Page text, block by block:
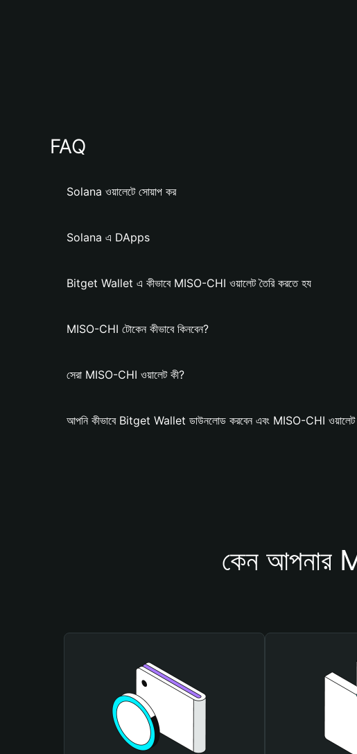
FAQ
Solana ওয়ালেটে সোয়াপ কর
Solana এ DApps
Bitget Wallet এ কীভাবে MISO-CHI ওয়ালেট তৈরি করতে হয
MISO-CHI টোকেন কীভাবে কিনবেন?
সেরা MISO-CHI ওয়ালেট কী?
আপনি কীভাবে Bitget Wallet ডাউনলোড করবেন এবং MISO-CHI ওয়ালেট
কেন আপনার